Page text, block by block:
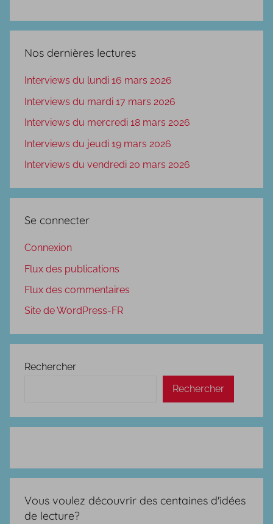
Nos dernières lectures
Interviews du lundi 16 mars 2026
Interviews du mardi 17 mars 2026
Interviews du mercredi 18 mars 2026
Interviews du jeudi 19 mars 2026
Interviews du vendredi 20 mars 2026
Se connecter
Connexion
Flux des publications
Flux des commentaires
Site de WordPress-FR
Rechercher
Rechercher
Vous voulez découvrir des centaines d'idées
de lecture?